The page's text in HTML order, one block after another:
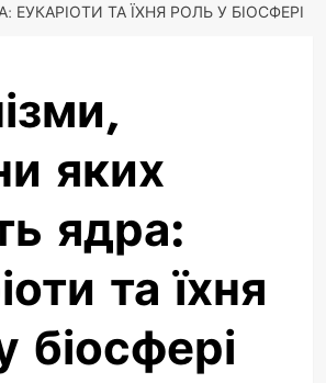
ЕУКАРІОТИ ТА ЇХНЯ РОЛЬ У БІОСФЕРІ
яких
ядра:
та їхня
біосфері